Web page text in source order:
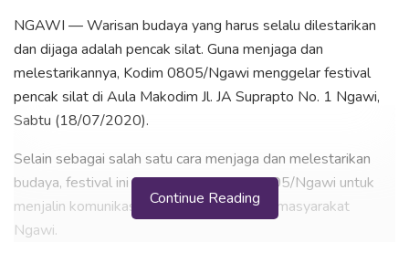
NGAWI — Warisan budaya yang harus selalu dilestarikan
dan dijaga adalah pencak silat. Guna menjaga dan
melestarikannya, Kodim 0805/Ngawi menggelar festival
pencak silat di Aula Makodim Jl. JA Suprapto No. 1 Ngawi,
Sabtu (18/07/2020).
Selain sebagai salah satu cara menjaga dan melestarikan
budaya, festival ini digelar oleh Kodim 0805/Ngawi untuk
menjalin komunikasi sosial kreatif dengan masyarakat
Ngawi.
Continue Reading